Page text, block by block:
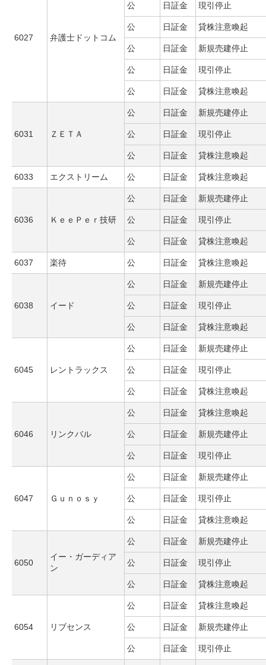
6027 弁護士ドットコム
公 日証金 現引停止
公 日証金 貸株注意喚起
公 日証金 新規売建停止
公 日証金 現引停止
公 日証金 貸株注意喚起
6031 ＺＥＴＡ
公 日証金 新規売建停止
公 日証金 現引停止
公 日証金 貸株注意喚起
6033 エクストリーム 公 日証金 貸株注意喚起
6036 ＫｅｅＰｅｒ技研
公 日証金 新規売建停止
公 日証金 現引停止
公 日証金 貸株注意喚起
6037 楽待 公 日証金 貸株注意喚起
6038 イード
公 日証金 新規売建停止
公 日証金 現引停止
公 日証金 貸株注意喚起
6045 レントラックス
公 日証金 新規売建停止
公 日証金 現引停止
公 日証金 貸株注意喚起
6046 リンクバル
公 日証金 貸株注意喚起
公 日証金 新規売建停止
公 日証金 現引停止
6047 Ｇｕｎｏｓｙ
公 日証金 新規売建停止
公 日証金 現引停止
公 日証金 貸株注意喚起
6050
イー・ガーディア
ン
公 日証金 新規売建停止
公 日証金 現引停止
公 日証金 貸株注意喚起
6054 リブセンス
公 日証金 貸株注意喚起
公 日証金 新規売建停止
公 日証金 現引停止